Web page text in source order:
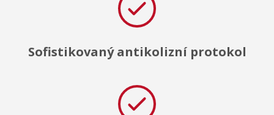
Sofistikovaný antikolizní protokol